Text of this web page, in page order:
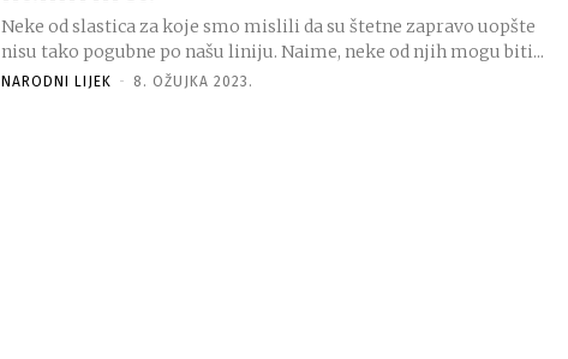
Neke od slastica za koje smo mislili da su štetne zapravo uopšte
nisu tako pogubne po našu liniju. Naime, neke od njih mogu biti...
NARODNI LIJEK - 8. OŽUJKA 2023.